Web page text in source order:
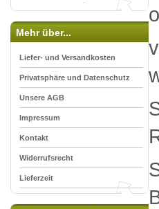
Mehr über...
Liefer- und Versandkosten
Privatsphäre und Datenschutz
Unsere AGB
Impressum
Kontakt
Widerrufsrecht
Lieferzeit